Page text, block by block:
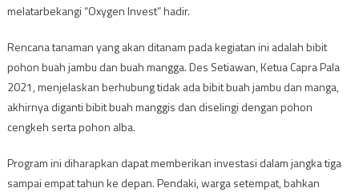
melatarbekangi “Oxygen Invest” hadir.
Rencana tanaman yang akan ditanam pada kegiatan ini adalah bibit
pohon buah jambu dan buah mangga. Des Setiawan, Ketua Capra Pala
2021, menjelaskan berhubung tidak ada bibit buah jambu dan manga,
akhirnya diganti bibit buah manggis dan diselingi dengan pohon
cengkeh serta pohon alba.
Program ini diharapkan dapat memberikan investasi dalam jangka tiga
sampai empat tahun ke depan. Pendaki, warga setempat, bahkan